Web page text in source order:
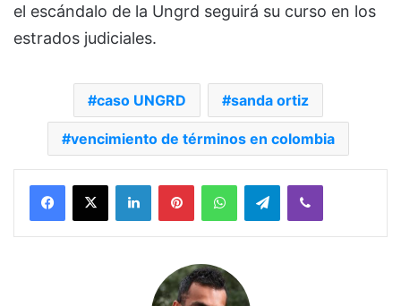
el escándalo de la Ungrd seguirá su curso en los
estrados judiciales.
caso UNGRD sanda ortiz
vencimiento de términos en colombia
Facebook
X LinkedInPinterestWhatsAppTelegramViber